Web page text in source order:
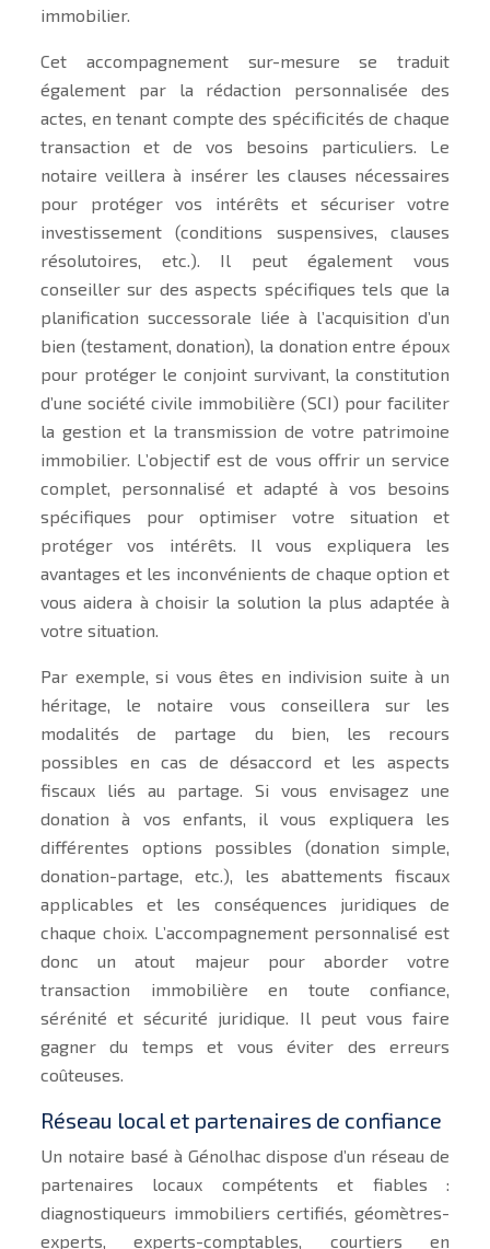
immobilier.
Cet accompagnement sur-mesure se traduit
également par la rédaction personnalisée des
actes, en tenant compte des spécificités de chaque
transaction et de vos besoins particuliers. Le
notaire veillera à insérer les clauses nécessaires
pour protéger vos intérêts et sécuriser votre
investissement (conditions suspensives, clauses
résolutoires, etc.). Il peut également vous
conseiller sur des aspects spécifiques tels que la
planification successorale liée à l’acquisition d’un
bien (testament, donation), la donation entre époux
pour protéger le conjoint survivant, la constitution
d’une société civile immobilière (SCI) pour faciliter
la gestion et la transmission de votre patrimoine
immobilier. L’objectif est de vous offrir un service
complet, personnalisé et adapté à vos besoins
spécifiques pour optimiser votre situation et
protéger vos intérêts. Il vous expliquera les
avantages et les inconvénients de chaque option et
vous aidera à choisir la solution la plus adaptée à
votre situation.
Par exemple, si vous êtes en indivision suite à un
héritage, le notaire vous conseillera sur les
modalités de partage du bien, les recours
possibles en cas de désaccord et les aspects
fiscaux liés au partage. Si vous envisagez une
donation à vos enfants, il vous expliquera les
différentes options possibles (donation simple,
donation-partage, etc.), les abattements fiscaux
applicables et les conséquences juridiques de
chaque choix. L’accompagnement personnalisé est
donc un atout majeur pour aborder votre
transaction immobilière en toute confiance,
sérénité et sécurité juridique. Il peut vous faire
gagner du temps et vous éviter des erreurs
coûteuses.
Réseau local et partenaires de confiance
Un notaire basé à Génolhac dispose d’un réseau de
partenaires locaux compétents et fiables :
diagnostiqueurs immobiliers certifiés, géomètres-
experts, experts-comptables, courtiers en